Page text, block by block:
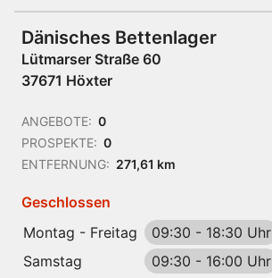
Dänisches Bettenlager
Lütmarser Straße 60
37671 Höxter
ANGEBOTE: 0
PROSPEKTE: 0
ENTFERNUNG: 271,61 km
Geschlossen
Montag - Freitag
09:30 - 18:30 Uhr
Samstag
09:30 - 16:00 Uhr